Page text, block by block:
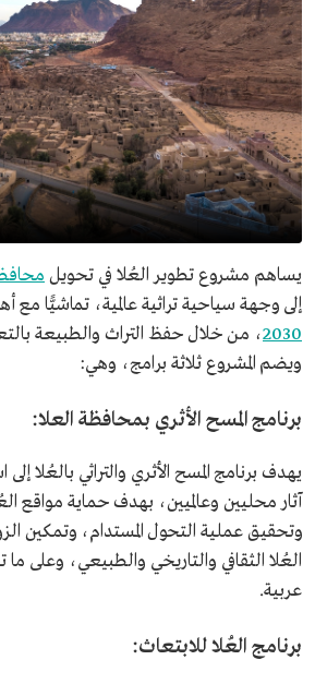
يساهم مشروع تطوير العُلا في تحويل
إلى وجهة سياحية تراثية عالمية، تماشيًّا مع
2030، من خلال حفظ التراث والطبيعة
ويضم المشروع ثلاثة برامج، وهي:
برنامج المسح الأثري بمحافظة العلا:
يهدف برنامج المسح الأثري والتراثي بالعُلا
آثار محليين وعالميين، بهدف حماية مواقع
وتحقيق عملية التحول المستدام، وتمكين
العُلا الثقافي والتاريخي والطبيعي، وعلى
عربية.
برنامج العُلا للابتعاث: